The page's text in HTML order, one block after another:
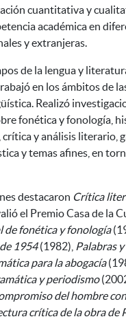
cuantitativa y
académica en
y extranjeras.
de la lengua y
en los ámbitos de
Realizó
fonética y fonología,
y análisis literario,
y temas afines, en
destacaron Crítica
el Premio Casa de la
de fonética y fonología
1954(1982), Palabras y
para la abogacía
y periodismo
del hombre
crítica de la obra de